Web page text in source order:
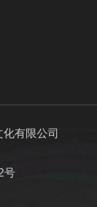
有限公司
号